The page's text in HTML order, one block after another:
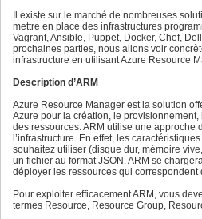
Il existe sur le marché de nombreuses
mettre en place des infrastructures
Vagrant, Ansible, Puppet, Docker, Chef,
prochaines parties, nous allons voir
infrastructure en utilisant Azure Resource
Description d’ARM
Azure Resource Manager est la solution
Azure pour la création, le
des ressources. ARM utilise une approche
l’infrastructure. En effet, les
souhaitez utiliser (disque dur, mémoire
un fichier au format JSON. ARM se
déployer les ressources qui correspondent
Pour exploiter efficacement ARM, vous
termes Resource, Resource Group,